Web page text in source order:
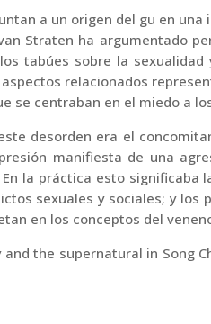
a un origen del gu en
Straten ha argumentado
tabúes sobre la
relacionados
se centraban en el miedo a
desorden era el
manifiesta de una
la práctica esto significaba
sexuales y sociales; y los
en los conceptos del
and the supernatural in Song